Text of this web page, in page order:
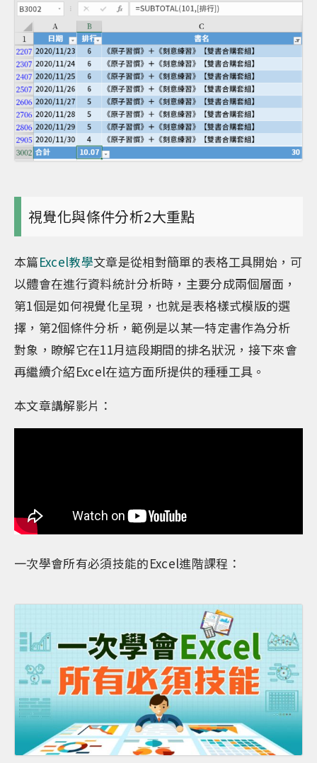
視覺化與條件分析2大重點
本篇Excel教學文章是從相對簡單的表格工具開始，可
以體會在進行資料統計分析時，主要分成兩個層面，
第1個是如何視覺化呈現，也就是表格樣式模版的選
擇，第2個條件分析，範例是以某一特定書作為分析
對象，瞭解它在11月這段期間的排名狀況，接下來會
再繼續介紹Excel在這方面所提供的種種工具。
本文章講解影片：
一次學會所有必須技能的Excel進階課程：